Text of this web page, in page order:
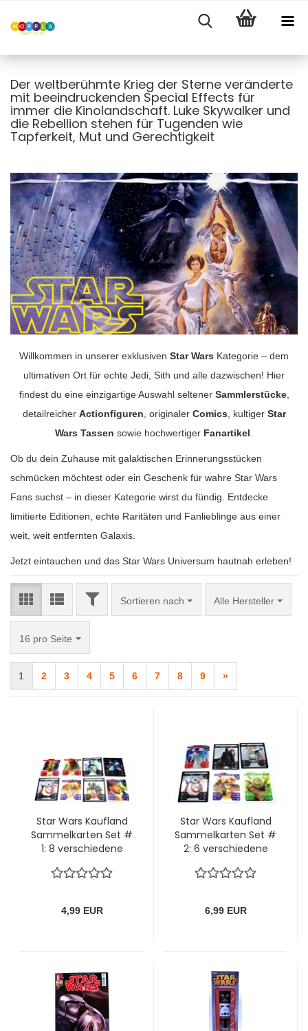
Der weltberühmte Krieg der Sterne veränderte
mit beeindruckenden Special Effects für
immer die Kinolandschaft. Luke Skywalker und
die Rebellion stehen für Tugenden wie
Tapferkeit, Mut und Gerechtigkeit
Willkommen in unserer exklusiven Star Wars Kategorie – dem
ultimativen Ort für echte Jedi, Sith und alle dazwischen! Hier
findest du eine einzigartige Auswahl seltener Sammlerstücke,
detailreicher Actionfiguren , originaler Comics , kultiger Star
Wars Tassen sowie hochwertiger Fanartikel
Ob du dein Zuhause mit galaktischen Erinnerungsstücken
schmücken möchtest oder ein Geschenk für wahre Star Wars
Fans suchst – in dieser Kategorie wirst du fündig. Entdecke
limitierte Editionen, echte Raritäten und Fanlieblinge aus einer
weit, weit entfernten Galaxis.
Jetzt eintauchen und das Star Wars Universum hautnah erleben!
FILTERSortieren nach
Sortieren nach Alle Hersteller
16 pro Seite
pro Seite
1 2 3 4 5 6 7 8 9 »
Star Wars Kaufland
Sammelkarten Set #
1: 8 verschiedene
4,99 EUR
Star Wars Kaufland
Sammelkarten Set #
2: 6 verschiedene
6,99 EUR